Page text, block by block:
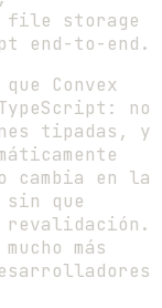
file storage
end-to-end.
Convex
no
tipadas, y
cambia en la
que
más